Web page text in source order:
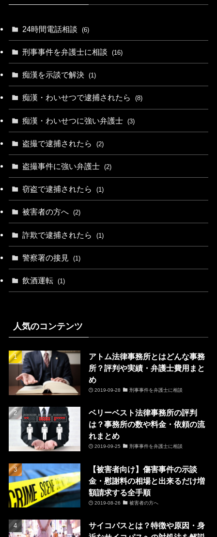
24時間電話相談 (6)
刑事事件を弁護士に相談 (16)
痴漢を示談で解決 (1)
痴漢・わいせつで逮捕されたら (8)
痴漢・わいせつに強い弁護士 (3)
盗撮で逮捕されたら (2)
盗撮事件に強い弁護士 (2)
窃盗で逮捕されたら (1)
被害者の方へ (2)
詐欺で逮捕されたら (1)
警察署の接見 (1)
飲酒運転 (1)
人気のコンテンツ
アトム法律事務所とはどんな事務
所？評判や実績・弁護士費用まと
め
2019-09-28 刑事事件を弁護士に相談
ベリーベスト法律事務所の評判
は？事務所の数や料金・依頼の流
れまとめ
2019-09-25 刑事事件を弁護士に相談
【被害者向け】傷害事件の示談
金・慰謝料の相場と出来るだけ増
額請求する全手順
2019-08-26 被害者の方へ
サイコパスとは？特徴や原因・身